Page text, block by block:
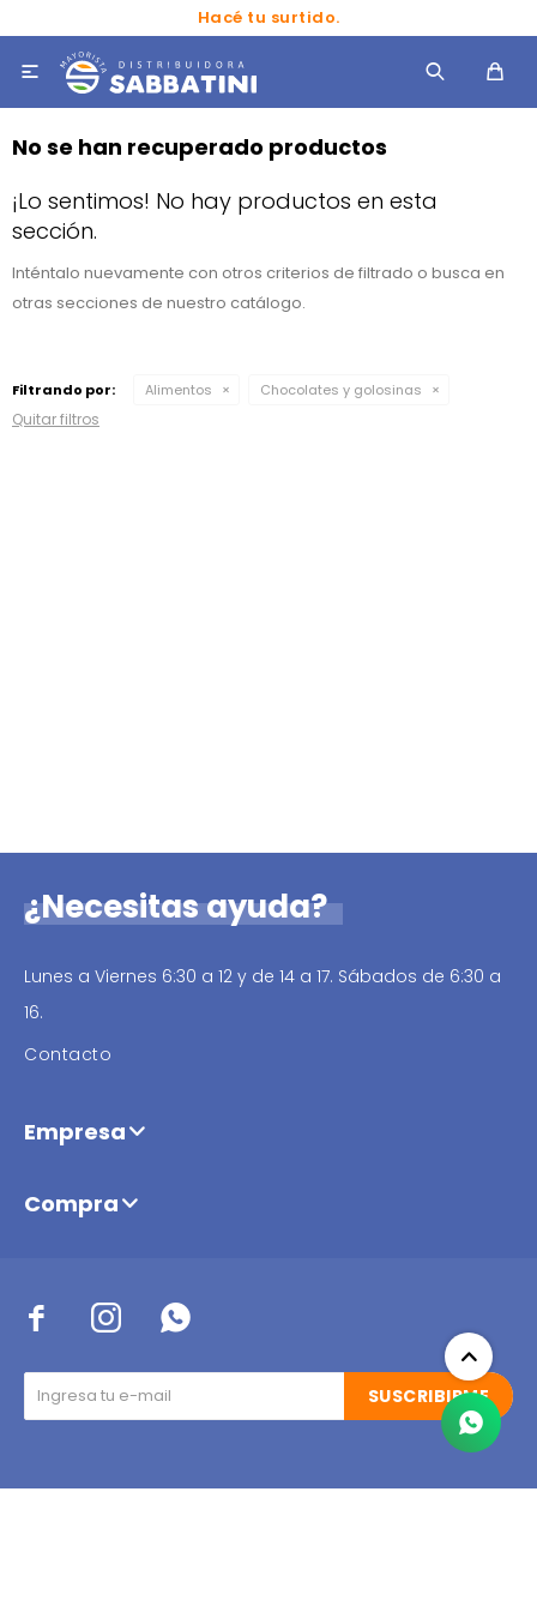
Hacé tu surtido.

No se han recuperado productos
¡Lo sentimos! No hay productos en esta
sección.
Inténtalo nuevamente con otros criterios de filtrado o busca en
otras secciones de nuestro catálogo.
Filtrando por: Alimentos Chocolates y golosinas
Quitar filtros
  
SUSCRIBIRME
¿Necesitas ayuda?
Lunes a Viernes 6:30 a 12 y de 14 a 17. Sábados de 6:30 a
16.
Contacto
Empresa
Compra